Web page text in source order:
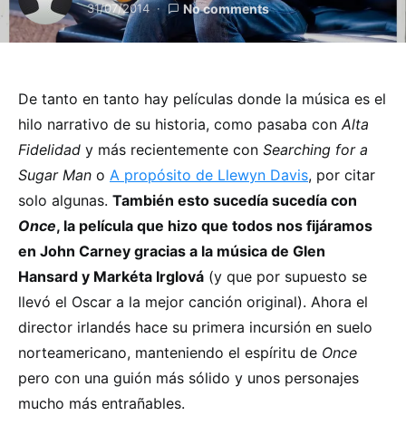
31/07/2014 No comments
De tanto en tanto hay películas donde la música es el
hilo narrativo de su historia, como pasaba conAlta
Fidelidad y más recientemente con Searching for a
Sugar Man o A propósito de Llewyn Davis, por citar
solo algunas. También esto sucedía sucedía con
Once, la película que hizo que todos nos fijáramos
en John Carney gracias a la música de Glen
Hansard y Markéta Irglová (y que por supuesto se
llevó el Oscar a la mejor canción original). Ahora el
director irlandés hace su primera incursión en suelo
norteamericano, manteniendo el espíritu de Once
pero con una guión más sólido y unos personajes
mucho más entrañables.